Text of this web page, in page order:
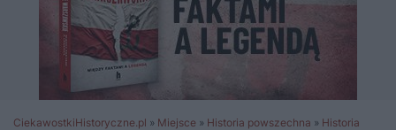
CiekawostkiHistoryczne.pl » Miejsce » Historia powszechna » Historia